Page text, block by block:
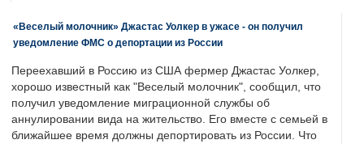
«Веселый молочник» Джастас Уолкер в ужасе - он получил
уведомление ФМС о депортации из России
Переехавший в Россию из США фермер Джастас Уолкер,
хорошо известный как "Веселый молочник", сообщил, что
получил уведомление миграционной службы об
аннулировании вида на жительство. Его вместе с семьей в
ближайшее время должны депортировать из России. Что